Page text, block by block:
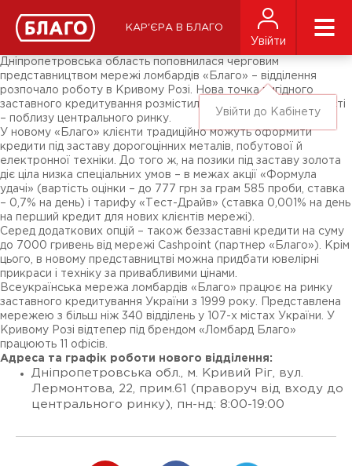
КАР'ЄРА В БЛАГО
Увійти
Увійти до Кабінету
ЗМІ про нас
Підписники соц-мереж
Ярмарки
Дніпропетровська область поповнилася черговим
представництвом мережі ломбардів «Благо» – відділення
розпочало роботу в Кривому Розі. Нова точка вигідного
заставного кредитування розмістилася у жвавому районі місті
– поблизу центрального ринку.
У новому «Благо» клієнти традиційно можуть оформити
кредити під заставу дорогоцінних металів, побутової й
електронної техніки. До того ж, на позики під заставу золота
діє ціла низка спеціальних умов – в межах акції «Формула
удачі» (вартість оцінки – до 777 грн за грам 585 проби, ставка
– 0,7% на день) і тарифу «Тест-Драйв» (ставка 0,001% на день
на перший кредит для нових клієнтів мережі).
Серед додаткових опцій – також беззаставні кредити на суму
до 7000 гривень від мережі Cashpoint (партнер «Благо»). Крім
цього, в новому представництві можна придбати ювелірні
прикраси і техніку за привабливими цінами.
Всеукраїнська мережа ломбардів «Благо» працює на ринку
заставного кредитування України з 1999 року. Представлена
мережею з більш ніж 340 відділень у 107-х містах України. У
Кривому Розі відтепер під брендом «Ломбард Благо»
працюють 11 офісів.
Адреса та графік роботи нового відділення:
Дніпропетровська обл., м. Кривий Ріг, вул.
Лермонтова, 22, прим.61 (праворуч від входу до
центрального ринку), пн-нд: 8:00-19:00